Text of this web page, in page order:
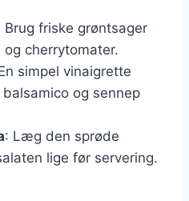
Brug friske grøntsager
cherrytomater.
simpel vinaigrette
og sennep
: Læg den sprøde
lige før servering.